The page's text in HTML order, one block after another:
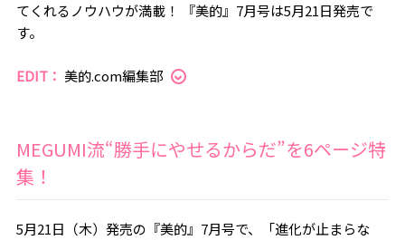
てくれるノウハウが満載！ 『美的』7月号は5月21日発売で
す。
EDIT： 美的.com編集部
MEGUMI流“勝手にやせるからだ”を6ページ特
集！
5月21日（木）発売の『美的』7月号で、「進化が止まらな